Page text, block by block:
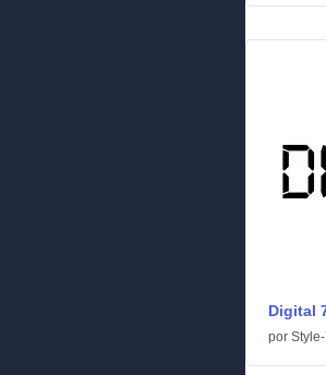
Digital
por